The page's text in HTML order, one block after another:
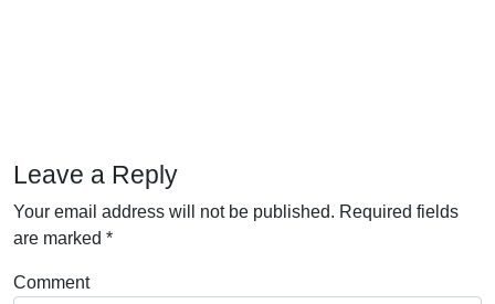
Leave a Reply
Your email address will not be published. Required fields
are marked *
Comment